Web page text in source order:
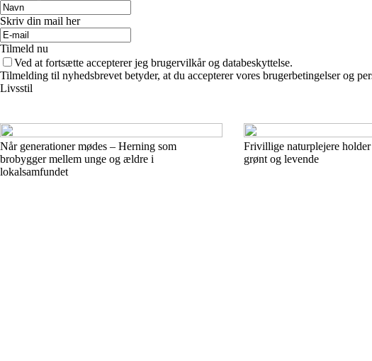
Skriv din mail her
Tilmeld nu
Ved at fortsætte accepterer jeg brugervilkår og databeskyttelse.
Tilmelding til nyhedsbrevet betyder, at du accepterer vores brugerbetingelser og
Livsstil
Når generationer mødes – Herning som
brobygger mellem unge og ældre i
lokalsamfundet
Frivillige naturplejere
grønt og levende